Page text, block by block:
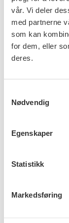
vår. Vi deler
med partnerne
som kan
for dem, eller
deres.
Nødvendig
Egenskaper
Statistikk
Markedsføring
rettsregler,
tilslutning til i
Eksempler på
misfornøyd
gang enn full
likevel varle